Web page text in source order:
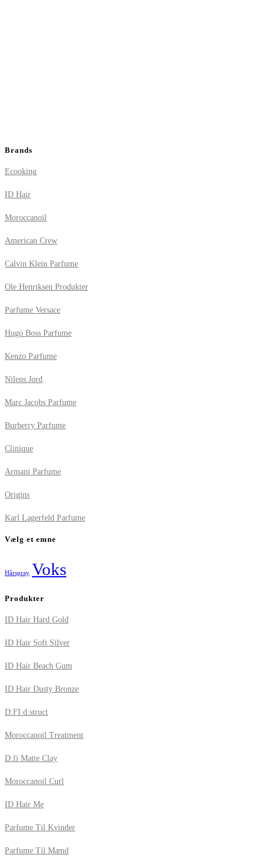
Brands
Ecooking
ID Hair
Moroccanoil
American Crew
Calvin Klein Parfume
Ole Henriksen Produkter
Parfume Versace
Hugo Boss Parfume
Kenzo Parfume
Nilens Jord
Marc Jacobs Parfume
Burberry Parfume
Clinique
Armani Parfume
Origins
Karl Lagerfeld Parfume
Vælg et emne
Hårspray Voks
Produkter
ID Hair Hard Gold
ID Hair Soft Silver
ID Hair Beach Gum
ID Hair Dusty Bronze
D:FI d:struct
Moroccanoil Treatment
D:fi Matte Clay
Moroccanoil Curl
ID Hair Me
Parfume Til Kvinder
Parfume Til Mænd